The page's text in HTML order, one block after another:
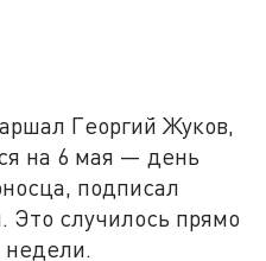
Георгий Жуков,
на 6 мая — день
подписал
Это случилось прямо
недели.